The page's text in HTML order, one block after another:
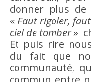
donner plus de
« Faut rigoler,
ciel de tomber»
Et puis rire
du fait que
communauté,
commun entre